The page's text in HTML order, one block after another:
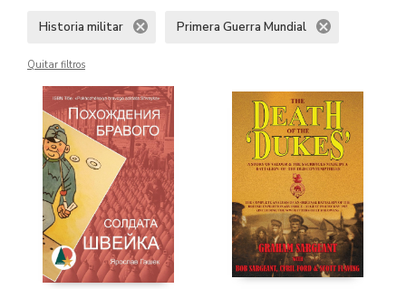
Historia militar Primera Guerra Mundial
Quitar filtros